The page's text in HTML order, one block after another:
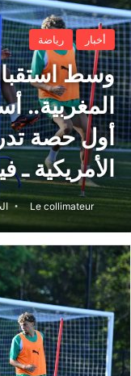
أخبار رياضة
وسط
المغربية..
أول حصة
الأمريكية ـ
Le collimateur